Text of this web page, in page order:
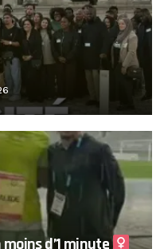
d’1 minute